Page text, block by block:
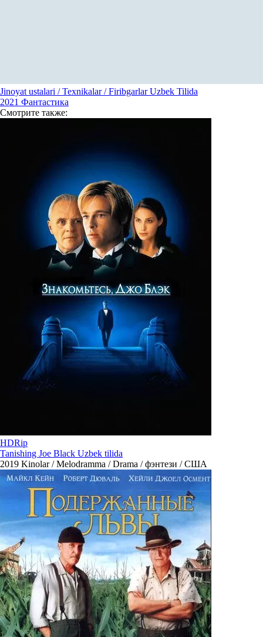
Jinoyat ustalari / Texnikalar / Firibgarlar Uzbek Tilida
2021 Фантастика
Смотрите также:
HDRip
Tanishing Joe Black Uzbek tilida
2019 Kinolar / Melodramma / Drama / фэнтези / США